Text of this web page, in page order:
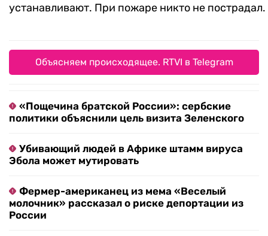
устанавливают. При пожаре никто не пострадал.
Объясняем происходящее. RTVI в Telegram
«Пощечина братской России»: сербские
политики объяснили цель визита Зеленского
Убивающий людей в Африке штамм вируса
Эбола может мутировать
Фермер-американец из мема «Веселый
молочник» рассказал о риске депортации из
России